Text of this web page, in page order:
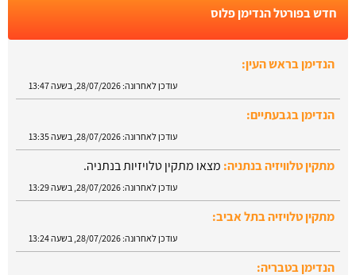
חדש בפורטל הנדימן פלוס
הנדימן בראש העין:
הנדימן בגבעתיים:
מתקין טלוויזיה בנתניה:מצאו מתקין טלויזיות בנתניה.
עודכן לאחרונה: 28/07/2026, בשעה 13:29
מתקין טלויזיה בתל אביב:
הנדימן בטבריה: